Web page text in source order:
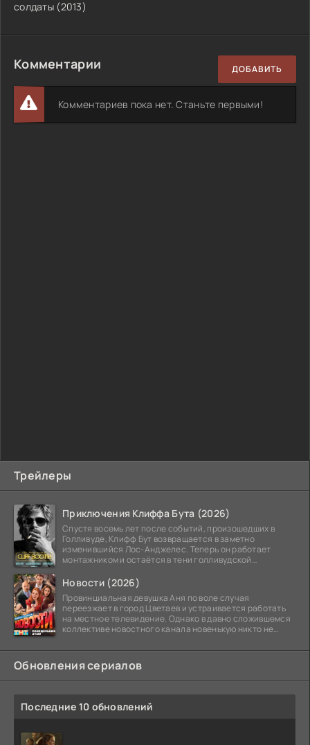
Трейлеры
Приключения Клиффа Бута (2026)
Спустя восемь лет после событий, произошедших в
Голливуде, Клифф Бут возвращается в заметно
изменившийся Лос-Анджелес. Теперь он работает
монтажником и остаётся в тени голливудской
Новости (2026)
Провинциальная девушка Аня по воле случая
переезжает в город Цветаев и устраивается работать
на местное телевидение. Однако в давно сложившемся
коллективе новостного канала новенькую никто не
Обновления сериалов
Последние 10 обновлений
солдаты (2013)
Комментарии ДОБАВИТЬ
Комментариев пока нет. Станьте первыми!